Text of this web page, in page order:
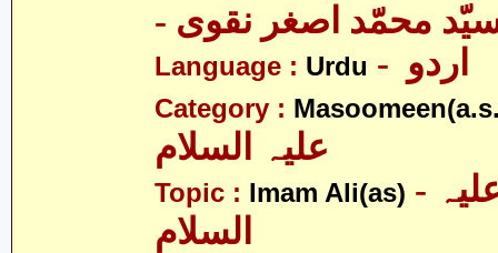
سیّد محمّد اصغر نقوی
Language : Urdu
Category :
Topic : Imam Ali(as) - امام علی علیہ
السلام